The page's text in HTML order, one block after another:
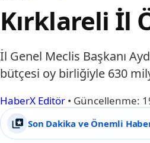
Kırklareli İl
İl Genel Meclis Başkanı
bütçesi oy birliğiyle 630
HaberX Editör • Güncellenme:
Son Dakika ve Önemli